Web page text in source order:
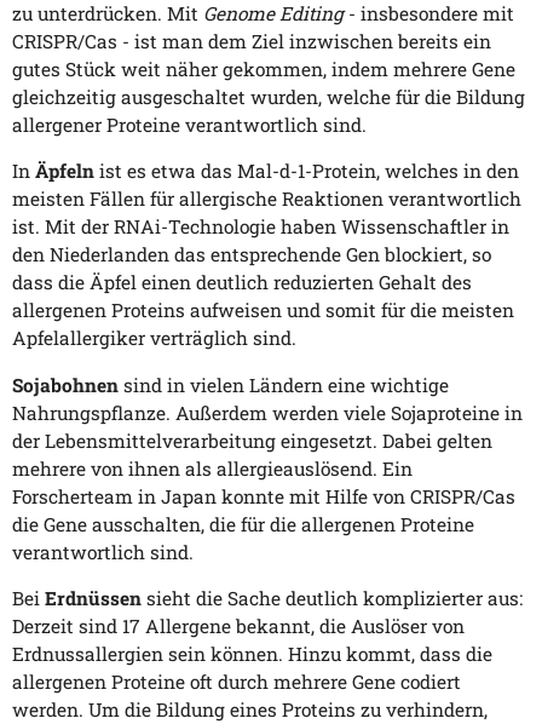
zu unterdrücken. Mit Genome Editing- insbesondere mit
CRISPR/Cas - ist man dem Ziel inzwischen bereits ein
gutes Stück weit näher gekommen, indem mehrere Gene
gleichzeitig ausgeschaltet wurden, welche für die Bildung
allergener Proteine verantwortlich sind.
In Äpfeln ist es etwa das Mal-d-1-Protein, welches in den
meisten Fällen für allergische Reaktionen verantwortlich
ist. Mit der RNAi-Technologie haben Wissenschaftler in
den Niederlanden das entsprechende Gen blockiert, so
dass die Äpfel einen deutlich reduzierten Gehalt des
allergenen Proteins aufweisen und somit für die meisten
Apfelallergiker verträglich sind.
Sojabohnen sind in vielen Ländern eine wichtige
Nahrungspflanze. Außerdem werden viele Sojaproteine in
der Lebensmittelverarbeitung eingesetzt. Dabei gelten
mehrere von ihnen als allergieauslösend. Ein
Forscherteam in Japan konnte mit Hilfe von CRISPR/Cas
die Gene ausschalten, die für die allergenen Proteine
verantwortlich sind.
Bei Erdnüssen sieht die Sache deutlich komplizierter aus:
Derzeit sind 17 Allergene bekannt, die Auslöser von
Erdnussallergien sein können. Hinzu kommt, dass die
allergenen Proteine oft durch mehrere Gene codiert
werden. Um die Bildung eines Proteins zu verhindern,